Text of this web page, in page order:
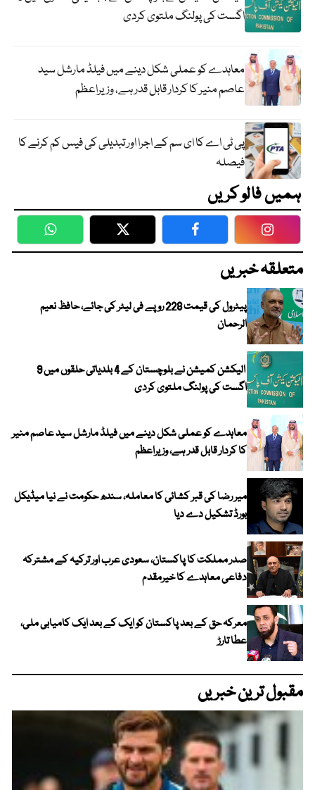
اگست کی پولنگ ملتوی کردی
معاہدے کو عملی شکل دینے میں فیلڈ مارشل سید
عاصم منیر کا کردار قابل قدر ہے، وزیراعظم
پی ٹی اے کا ای سم کے اجرا اور تبدیلی کی فیس کم کرنے کا
فیصلہ
ہمیں فالو کریں
WhatsApp Twitter Facebook
متعلقہ خبریں
پیٹرول کی قیمت 228 روپے فی لیٹر کی جائے، حافظ نعیم
الرحمان
الیکشن کمیشن نے بلوچستان کے 4 بلدیاتی حلقوں میں 9
اگست کی پولنگ ملتوی کردی
معاہدے کو عملی شکل دینے میں فیلڈ مارشل سید عاصم منیر
کا کردار قابل قدر ہے، وزیراعظم
میر رضا کی قبر کشائی کا معاملہ، سندھ حکومت نے نیا میڈیکل
بورڈ تشکیل دے دیا
صدر مملکت کا پاکستان، سعودی عرب اور ترکیہ کے مشترکہ
دفاعی معاہدے کا خیرمقدم
معرکہ حق کے بعد پاکستان کو ایک کے بعد ایک کامیابی ملی،
عطا تارڑ
مقبول ترین خبریں